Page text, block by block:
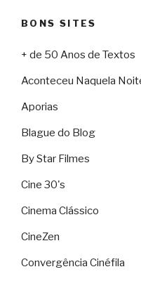
BONS SITES
+ de 50 Anos de Textos
Aconteceu Naquela
Aporias
Blague do Blog
By Star Filmes
Cine 30's
Cinema Clássico
CineZen
Convergência Cinéfila